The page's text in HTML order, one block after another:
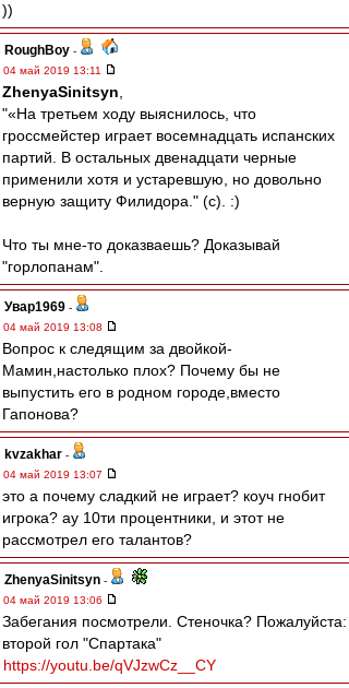
))
RoughBoy -
04 май 2019 13:11
ZhenyaSinitsyn
"«На третьем ходу выяснилось, что
гроссмейстер играет восемнадцать испанских
партий. В остальных двенадцати черные
применили хотя и устаревшую, но довольно
верную защиту Филидора." (c). :)
Что ты мне-то доказваешь? Доказывай
"горлопанам".
Увар1969 -
04 май 2019 13:08
Вопрос к следящим за двойкой-
Мамин,настолько плох? Почему бы не
выпустить его в родном городе,вместо
Гапонова?
kvzakhar -
04 май 2019 13:07
это а почему сладкий не играет? коуч гнобит
игрока? ау 10ти процентники, и этот не
рассмотрел его талантов?
ZhenyaSinitsyn -
04 май 2019 13:06
Забегания посмотрели. Стеночка? Пожалуйста:
второй гол "Спартака"
https://youtu.be/qVJzwCz__CY